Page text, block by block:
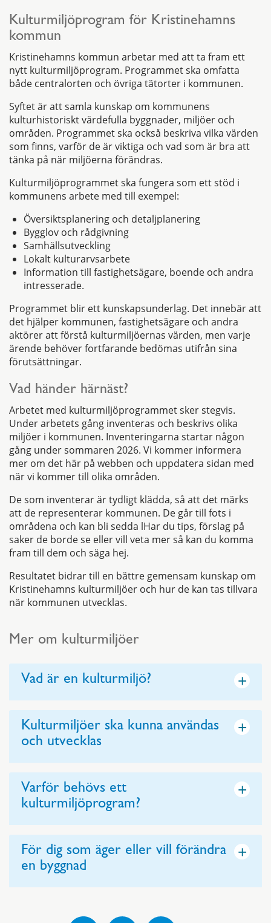
Kulturmiljöprogram för Kristinehamns
kommun
Kristinehamns kommun arbetar med att ta fram ett
nytt kulturmiljöprogram. Programmet ska omfatta
både centralorten och övriga tätorter i kommunen.
Syftet är att samla kunskap om kommunens
kulturhistoriskt värdefulla byggnader, miljöer och
områden. Programmet ska också beskriva vilka värden
som finns, varför de är viktiga och vad som är bra att
tänka på när miljöerna förändras.
Kulturmiljöprogrammet ska fungera som ett stöd i
kommunens arbete med till exempel:
Översiktsplanering och detaljplanering
Bygglov och rådgivning
Samhällsutveckling
Lokalt kulturarvsarbete
Information till fastighetsägare, boende och andra
intresserade.
Programmet blir ett kunskapsunderlag. Det innebär att
det hjälper kommunen, fastighetsägare och andra
aktörer att förstå kulturmiljöernas värden, men varje
ärende behöver fortfarande bedömas utifrån sina
förutsättningar.
Vad händer härnäst?
Arbetet med kulturmiljöprogrammet sker stegvis.
Under arbetets gång inventeras och beskrivs olika
miljöer i kommunen. Inventeringarna startar någon
gång under sommaren 2026. Vi kommer informera
mer om det här på webben och uppdatera sidan med
när vi kommer till olika områden.
De som inventerar är tydligt klädda, så att det märks
att de representerar kommunen. De går till fots i
områdena och kan bli sedda lHar du tips, förslag på
saker de borde se eller vill veta mer så kan du komma
fram till dem och säga hej.
Resultatet bidrar till en bättre gemensam kunskap om
Kristinehamns kulturmiljöer och hur de kan tas tillvara
när kommunen utvecklas.
Mer om kulturmiljöer
Vad är en kulturmiljö? +
Kulturmiljöer ska kunna användas
och utvecklas
+
Varför behövs ett
kulturmiljöprogram?
+
För dig som äger eller vill förändra
en byggnad
+